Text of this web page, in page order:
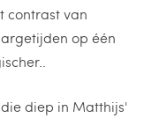
contrast van
op één
diep in Matthijs'